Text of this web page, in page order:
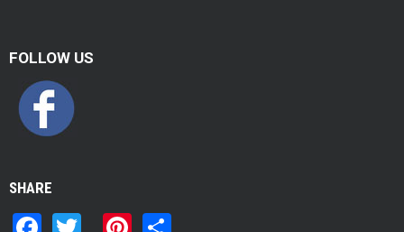
FOLLOW US
SHARE
F
Pi